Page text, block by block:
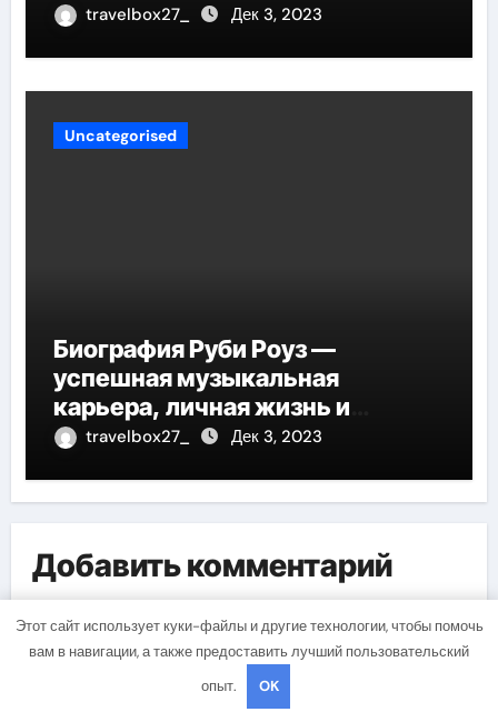
travelbox27_ Дек 3, 2023
Uncategorised
Биография Руби Роуз —
успешная музыкальная
карьера, личная жизнь и
знаковые достижения
travelbox27_ Дек 3, 2023
Добавить комментарий
Для отправки комментария вам необходимо
авторизоваться .
Этот сайт использует куки-файлы и другие технологии, чтобы помочь
вам в навигации, а также предоставить лучший пользовательский
опыт.
OK